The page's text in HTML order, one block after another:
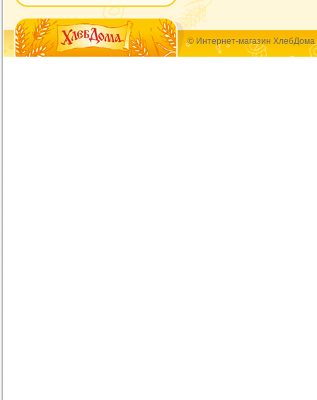
© Интернет-магазин ХлебДома